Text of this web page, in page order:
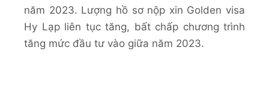
năm 2023. Lượng hồ sơ nộp xin Golden visa
Hy Lạp liên tục tăng, bất chấp chương trình
tăng mức đầu tư vào giữa năm 2023.